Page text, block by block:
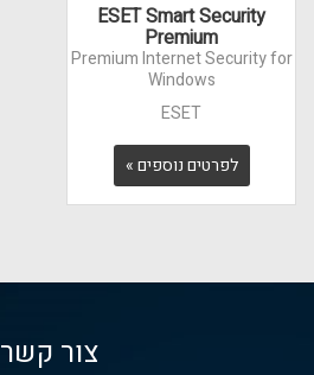
ESET Smart Security
Premium
Premium Internet Security for
Windows
ESET
לפרטים נוספים »
צור קשר